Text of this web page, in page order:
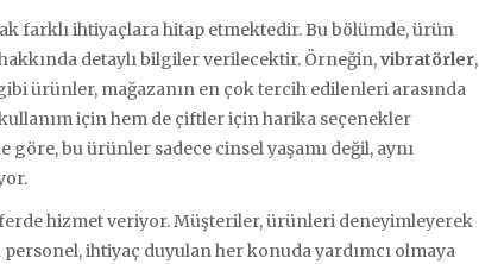
farklı ihtiyaçlara hitap etmektedir. Bu bölümde, ürün
detaylı bilgiler verilecektir. Örneğin,vibratörler,
ürünler, mağazanın en çok tercih edilenleri arasında
için hem de çiftler için harika seçenekler
bu ürünler sadece cinsel yaşamı değil, aynı
hizmet veriyor. Müşteriler, ürünleri deneyimleyerek
personel, ihtiyaç duyulan her konuda yardımcı olmaya